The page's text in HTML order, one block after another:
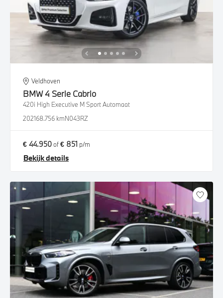
Veldhoven
BMW4 Serie Cabrio
420i High Executive M Sport Automaat
202168.756 kmN043RZ
€ 44.950of€ 851 p/m
Bekijk details